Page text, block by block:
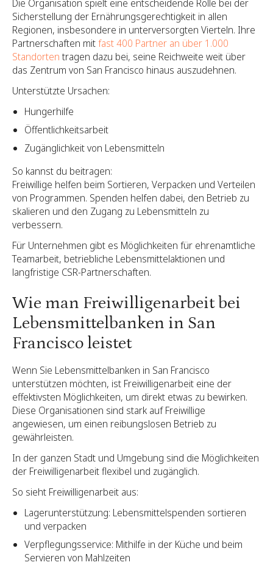
Die Organisation spielt eine entscheidende Rolle bei der
Sicherstellung der Ernährungsgerechtigkeit in allen
Regionen, insbesondere in unterversorgten Vierteln. Ihre
Partnerschaften mitfast 400 Partner an über 1.000
Standorten tragen dazu bei, seine Reichweite weit über
das Zentrum von San Francisco hinaus auszudehnen.
Unterstützte Ursachen:
Hungerhilfe
Öffentlichkeitsarbeit
Zugänglichkeit von Lebensmitteln
So kannst du beitragen:
Freiwillige helfen beim Sortieren, Verpacken und Verteilen
von Programmen. Spenden helfen dabei, den Betrieb zu
skalieren und den Zugang zu Lebensmitteln zu
verbessern.
Für Unternehmen gibt es Möglichkeiten für ehrenamtliche
Teamarbeit, betriebliche Lebensmittelaktionen und
langfristige CSR-Partnerschaften.
Wie man Freiwilligenarbeit bei
Lebensmittelbanken in San
Francisco leistet
Wenn Sie Lebensmittelbanken in San Francisco
unterstützen möchten, ist Freiwilligenarbeit eine der
effektivsten Möglichkeiten, um direkt etwas zu bewirken.
Diese Organisationen sind stark auf Freiwillige
angewiesen, um einen reibungslosen Betrieb zu
gewährleisten.
In der ganzen Stadt und Umgebung sind die Möglichkeiten
der Freiwilligenarbeit flexibel und zugänglich.
So sieht Freiwilligenarbeit aus:
Lagerunterstützung: Lebensmittelspenden sortieren
und verpacken
Verpflegungsservice: Mithilfe in der Küche und beim
Servieren von Mahlzeiten